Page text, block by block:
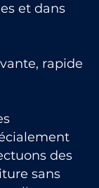
et dans
rapide
des
sans